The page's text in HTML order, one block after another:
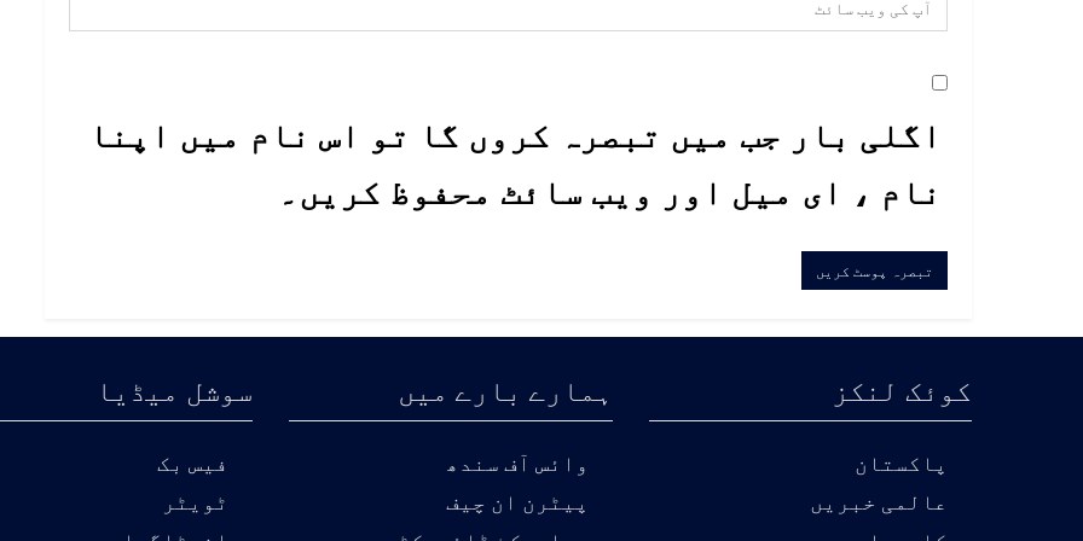
اگلی بار جب میں تبصرہ کروں گا تو اس نام میں اپنا
نام ، ای میل اور ویب سائٹ محفوظ کریں۔
کوئک لنکز
پاکستان
عالمی خبریں
ہمارے بارے میں
وائس آف سندھ
پیٹرن ان چیف
سوشل میڈیا
فیس بک
ٹویٹر